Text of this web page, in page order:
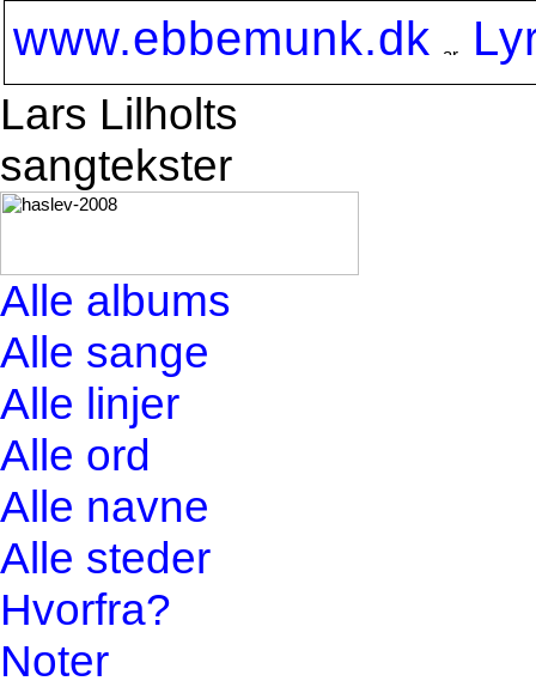
www.ebbemunk.dk
Lars Lilholts
sangtekster
Alle albums
Alle sange
Alle linjer
Alle ord
Alle navne
Alle steder
Hvorfra?
Noter